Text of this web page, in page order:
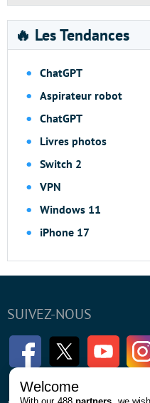
🔥 Les Tendances
ChatGPT
Aspirateur robot
ChatGPT
Livres photos
Switch 2
VPN
Windows 11
iPhone 17
SUIVEZ-NOUS
FacebookTwitter
Welcome
With our 488partners , we